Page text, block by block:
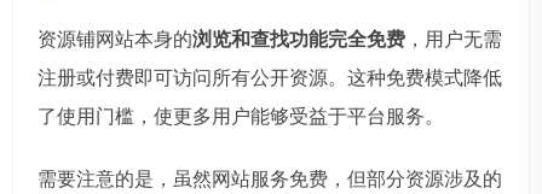
资源铺网站本身的浏览和查找功能完全免费 ，用户无需
注册或付费即可访问所有公开资源。这种免费模式降低
了使用门槛，使更多用户能够受益于平台服务。
需要注意的是，虽然网站服务免费，但部分资源涉及的